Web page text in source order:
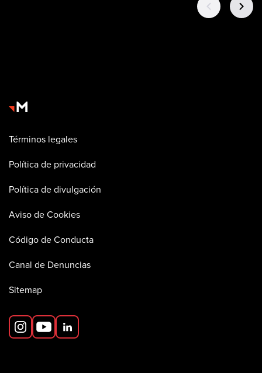
Términos legales
Política de privacidad
Política de divulgación
Aviso de Cookies
Código de Conducta
Canal de Denuncias
Sitemap